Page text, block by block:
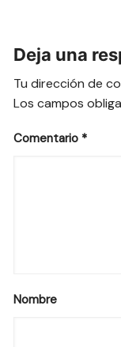
Deja una
Tu dirección de
Los campos
Comentario *
Nombre